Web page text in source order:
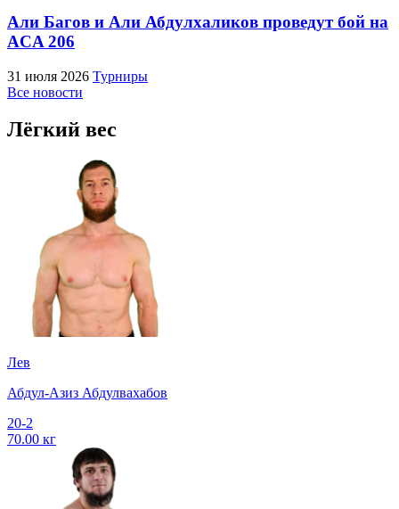
Али Багов и Али Абдулхаликов проведут бой на
ACA 206
31 июля 2026 Турниры
Все новости
Лёгкий вес
Лев
Абдул-Азиз Абдулвахабов
20-2
70.00 кг